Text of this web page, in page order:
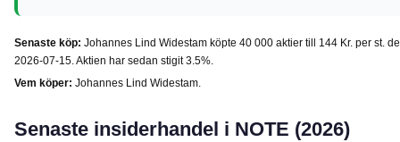
Senaste köp: Johannes Lind Widestam köpte 40 000 aktier till 144 Kr. per st.
2026-07-15. Aktien har sedan stigit 3.5%.
Vem köper: Johannes Lind Widestam.
Senaste insiderhandel i NOTE (2026)